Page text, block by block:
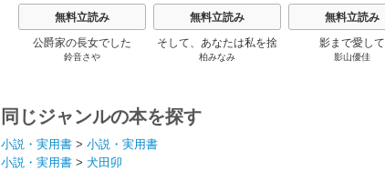
無料立読み
公爵家の長女でした
鈴音さや
無料立読み
そして、あなたは私を捨
てる
柏みなみ
無料立読み
影まで愛して
影山優佳
同じジャンルの本を探す
小説・実用書 > 小説・実用書
小説・実用書 > 犬田卯